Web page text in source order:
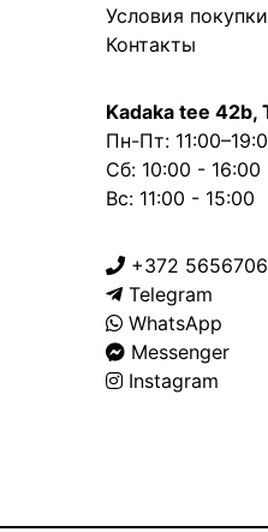
Условия покупки
Контакты
Kadaka tee 42b,
Пн-Пт:
Сб: 10:00 - 16:00
Вс: 11:00 - 15:00
+372
Telegram
WhatsApp
Messenger
Instagram